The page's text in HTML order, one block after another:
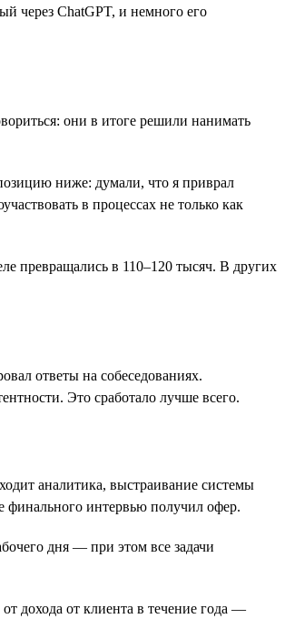
через ChatGPT, и немного его
они в итоге решили нанимать
ниже: думали, что я приврал
в процессах не только как
превращались в 110–120 тысяч. В других
ответы на собеседованиях.
Это сработало лучше всего.
аналитика, выстраивание системы
интервью получил офер.
дня — при этом все задачи
дохода от клиента в течение года —